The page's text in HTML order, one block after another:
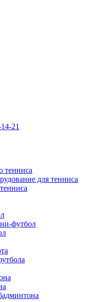
21
тенниса
для тенниса
футбол